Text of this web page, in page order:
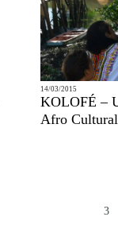
14/03/2015
KOLOFÉ –
Afro Cultural
3